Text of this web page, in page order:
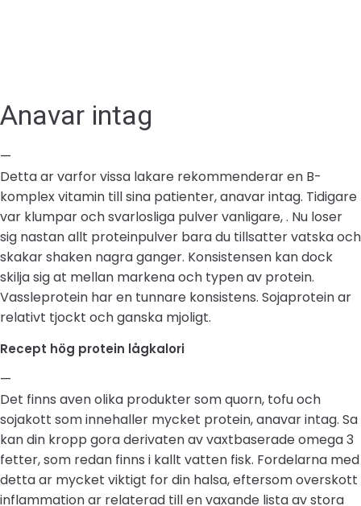
Anavar intag
—
Detta ar varfor vissa lakare rekommenderar en B-
komplex vitamin till sina patienter, anavar intag. Tidigare
var klumpar och svarlosliga pulver vanligare, . Nu loser
sig nastan allt proteinpulver bara du tillsatter vatska och
skakar shaken nagra ganger. Konsistensen kan dock
skilja sig at mellan markena och typen av protein.
Vassleprotein har en tunnare konsistens. Sojaprotein ar
relativt tjockt och ganska mjoligt.
Recept hög protein lågkalori
—
Det finns aven olika produkter som quorn, tofu och
sojakott som innehaller mycket protein, anavar intag. Sa
kan din kropp gora derivaten av vaxtbaserade omega 3
fetter, som redan finns i kallt vatten fisk. Fordelarna med
detta ar mycket viktigt for din halsa, eftersom overskott
inflammation ar relaterad till en vaxande lista av stora